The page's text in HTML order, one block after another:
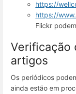
https://
https://
Flickr
Verificação
artigos
Os periódicos
ainda estão em